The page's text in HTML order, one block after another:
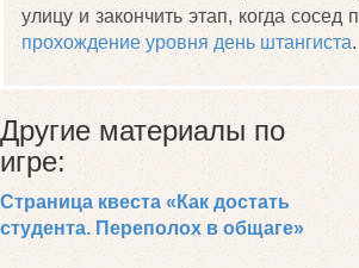
улицу и закончить этап, когда
прохождение уровня день штангиста.
Другие материалы по
игре:
Страница квеста «Как достать
студента. Переполох в общаге»